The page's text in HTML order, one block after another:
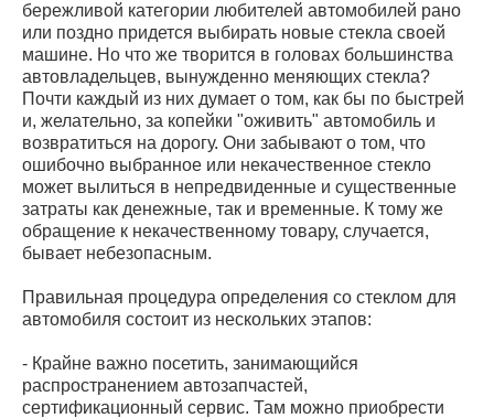
бережливой категории любителей автомобилей рано
или поздно придется выбирать новые стекла своей
машине. Но что же творится в головах большинства
автовладельцев, вынужденно меняющих стекла?
Почти каждый из них думает о том, как бы по быстрей
и, желательно, за копейки "оживить" автомобиль и
возвратиться на дорогу. Они забывают о том, что
ошибочно выбранное или некачественное стекло
может вылиться в непредвиденные и существенные
затраты как денежные, так и временные. К тому же
обращение к некачественному товару, случается,
бывает небезопасным.
Правильная процедура определения со стеклом для
автомобиля состоит из нескольких этапов:
- Крайне важно посетить, занимающийся
распространением автозапчастей,
сертификационный сервис. Там можно приобрести